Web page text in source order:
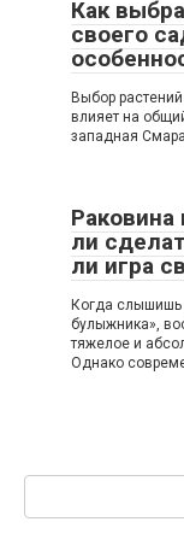
Как
своего
Выбор
влияет на
западная
ли
ли игра
Когда слышишь
булыжника»,
тяжелое и
Однако